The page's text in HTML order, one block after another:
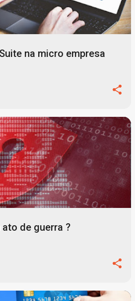
na micro empresa
de guerra ?